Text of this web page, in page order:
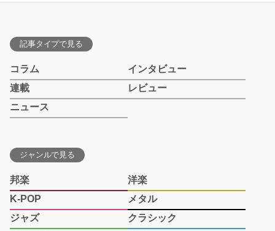
記事タイプで見る
コラム
インタビュー
連載
レビュー
ニュース
ジャンルで見る
邦楽
洋楽
K-POP
メタル
ジャズ
クラシック